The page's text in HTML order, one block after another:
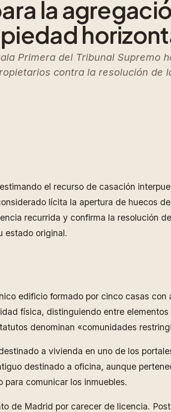
la
Primera del Tribunal
contra la resolución de
el recurso de casación
lícita la apertura de huecos
recurrida y confirma la resolución
estado original.
edificio formado por cinco casas
física, distinguiendo entre
denominan «comunidades
a vivienda en uno de los
destinado a oficina, aunque
comunicar los inmuebles.
de Madrid por carecer de licencia.